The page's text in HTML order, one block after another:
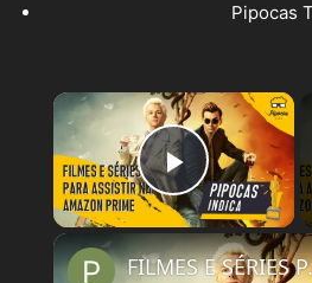
Pipocas
×
Play
FILMES E